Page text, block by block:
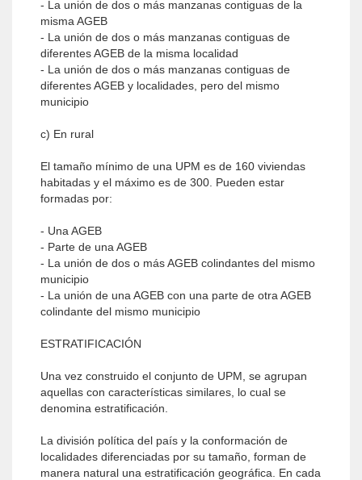
- La unión de dos o más manzanas contiguas de la
misma AGEB
- La unión de dos o más manzanas contiguas de
diferentes AGEB de la misma localidad
- La unión de dos o más manzanas contiguas de
diferentes AGEB y localidades, pero del mismo
municipio
c) En rural
El tamaño mínimo de una UPM es de 160 viviendas
habitadas y el máximo es de 300. Pueden estar
formadas por:
- Una AGEB
- Parte de una AGEB
- La unión de dos o más AGEB colindantes del mismo
municipio
- La unión de una AGEB con una parte de otra AGEB
colindante del mismo municipio
ESTRATIFICACIÓN
Una vez construido el conjunto de UPM, se agrupan
aquellas con características similares, lo cual se
denomina estratificación.
La división política del país y la conformación de
localidades diferenciadas por su tamaño, forman de
manera natural una estratificación geográfica. En cada